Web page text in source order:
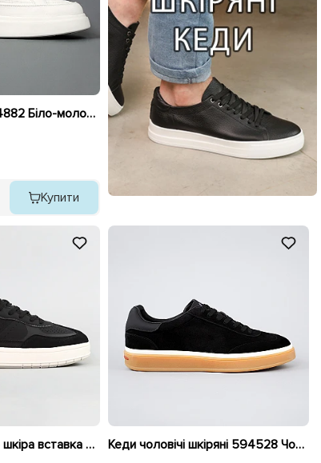
Кеди чоловічі 594882 Біло-молочні
Купити
Кеди чоловічі еко шкіра вставка замш 594888 Чорні Кеди чоловічі шкіряні 594528 Чорні